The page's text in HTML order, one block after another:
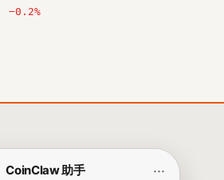
−0.2%
CoinClaw 助手 ···